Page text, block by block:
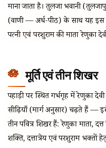
माना जाता है। तुलजा भवानी
(वाणी — अर्ध-पीठ) के साथ यह
पत्नी एवं परशुराम की माता रेणुका
मूर्ति एवं तीन शिखर
पहाड़ी पर स्थित गर्भगृह में रेणुका
सीढ़ियाँ (मार्ग अनुसार) चढ़ते हैं — इसे
तीन पवित्र शिखर हैं: रेणुका माता,
शक्ति, दत्तात्रेय एवं परशुराम भक्तों